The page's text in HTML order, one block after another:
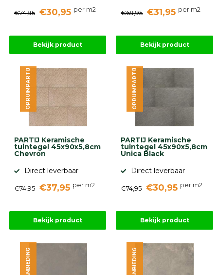
€74,95 €30,95 per m2
Bekijk product
€69,95 €31,95 per m2
Bekijk product
PARTIJ Keramische
tuintegel 45x90x5,8cm
Chevron
Direct leverbaar
€74,95 €37,95 per m2
OPRUIMPARTIJ
Bekijk product
PARTIJ Keramische
tuintegel 45x90x5,8cm
Unica Black
Direct leverbaar
€74,95 €30,95 per m2
OPRUIMPARTIJ
Bekijk product
AANBIEDING AANBIEDING